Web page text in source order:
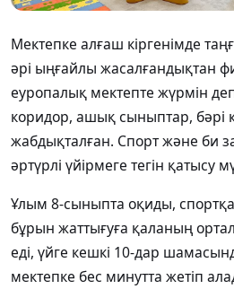
Мектепке алғаш кіргенімде
әрі ыңғайлы жасалғандықтан
еуропалық мектепте жүрмін
коридор, ашық сыныптар, бәрі
жабдықталған. Спорт және би
әртүрлі үйірмеге тегін қатысу
Ұлым 8-сыныпта оқиды,
бұрын жаттығуға қаланың
еді, үйге кешкі 10-дар
мектепке бес минутта жетіп